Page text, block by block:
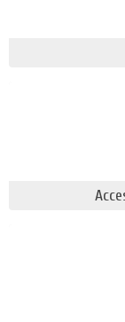
En parallèle,
complète de
laquelle vous
Explorer, les
Quelques
succès de la
plat
coma,
vision